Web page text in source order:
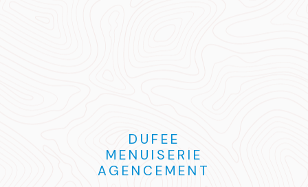
DUFEE
MENUISERIE
AGENCEMENT